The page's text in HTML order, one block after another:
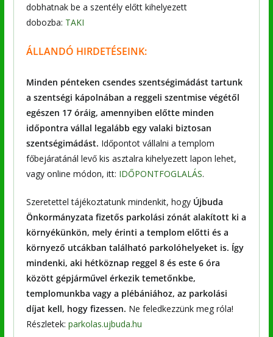
dobhatnak be a szentély előtt kihelyezett
dobozba: TAKI
ÁLLANDÓ HIRDETÉSEINK:
Minden pénteken csendes szentségimádást tartunk
a szentségi kápolnában a reggeli szentmise végétől
egészen 17 óráig, amennyiben előtte minden
időpontra vállal legalább egy valaki biztosan
szentségimádást. Időpontot vállalni a templom
főbejáratánál levő kis asztalra kihelyezett lapon lehet,
vagy online módon, itt: IDŐPONTFOGLALÁS.
Szeretettel tájékoztatunk mindenkit, hogy Újbuda
Önkormányzata fizetős parkolási zónát alakított ki a
környékünkön, mely érinti a templom előtti és a
környező utcákban található parkolóhelyeket is. Így
mindenki, aki hétköznap reggel 8 és este 6 óra
között gépjárművel érkezik temetőnkbe,
templomunkba vagy a plébániához, az parkolási
díjat kell, hogy fizessen. Ne feledkezzünk meg róla!
Részletek: parkolas.ujbuda.hu